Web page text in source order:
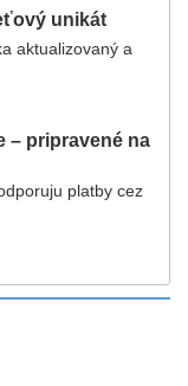
unikát
aktualizovaný a
– pripravené na
platby cez